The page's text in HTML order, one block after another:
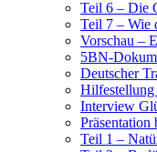
Teil 6 – Die
Teil 7 – Wie
Vorschau –
5BN-
Deutscher
Hilfestellung
Interview
Teil 1 –